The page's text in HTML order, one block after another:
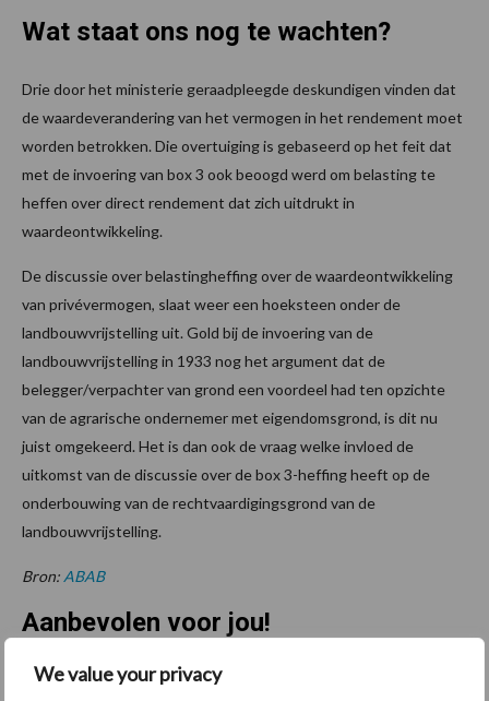
We value your privacy
Wat staat ons nog te wachten?
Drie door het ministerie geraadpleegde deskundigen vinden dat
de waardeverandering van het vermogen in het rendement moet
worden betrokken. Die overtuiging is gebaseerd op het feit dat
met de invoering van box 3 ook beoogd werd om belasting te
heffen over direct rendement dat zich uitdrukt in
waardeontwikkeling.
De discussie over belastingheffing over de waardeontwikkeling
van privévermogen, slaat weer een hoeksteen onder de
landbouwvrijstelling uit. Gold bij de invoering van de
landbouwvrijstelling in 1933 nog het argument dat de
belegger/verpachter van grond een voordeel had ten opzichte
van de agrarische ondernemer met eigendomsgrond, is dit nu
juist omgekeerd. Het is dan ook de vraag welke invloed de
uitkomst van de discussie over de box 3-heffing heeft op de
onderbouwing van de rechtvaardigingsgrond van de
landbouwvrijstelling.
Bron: ABAB
Aanbevolen voor jou!
Grondstoffenmarkt blijft